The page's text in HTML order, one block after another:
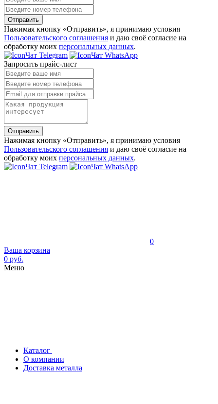
Отправить
Нажимая кнопку «Отправить», я принимаю условия
Пользовательского соглашения и даю своё согласие на
обработку моих персональных данных.
Чат Telegram
Чат WhatsApp
Запросить прайс-лист
Отправить
Нажимая кнопку «Отправить», я принимаю условия
Пользовательского соглашения и даю своё согласие на
обработку моих персональных данных.
Чат Telegram
Чат WhatsApp
0
Ваша корзина
0 руб.
Меню
Каталог
О компании
Доставка металла